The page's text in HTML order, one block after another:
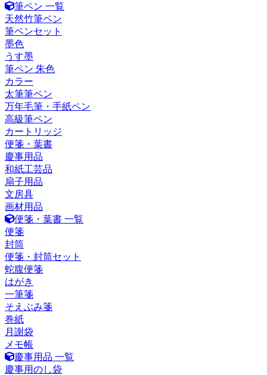
筆ペン 一覧
天然竹筆ペン
筆ペンセット
墨色
うす墨
筆ペン 朱色
カラー
太筆筆ペン
万年毛筆・手紙ペン
高級筆ペン
カートリッジ
便箋・葉書
慶事用品
和紙工芸品
扇子用品
文房具
画材用品
便箋・葉書 一覧
便箋
封筒
便箋・封筒セット
蛇腹便箋
はがき
一筆箋
そえぶみ箋
巻紙
月謝袋
メモ帳
慶事用品 一覧
慶事用のし袋